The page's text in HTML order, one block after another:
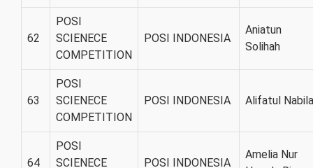
62
POSI
SCIENECE
COMPETITION
POSI INDONESIA
Aniatun
Solihah
63
POSI
SCIENECE
COMPETITION
POSI INDONESIA Alifatul Nabila
64
POSI
SCIENECE
POSI INDONESIA
Amelia Nur